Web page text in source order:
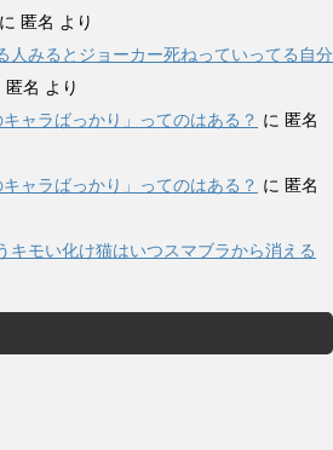
に 匿名 より
人みるとジョーカー死ねっていってる自分
匿名 より
ャラばっかり」ってのはある？ に 匿名
ャラばっかり」ってのはある？ に 匿名
キモい化け猫はいつスマブラから消える